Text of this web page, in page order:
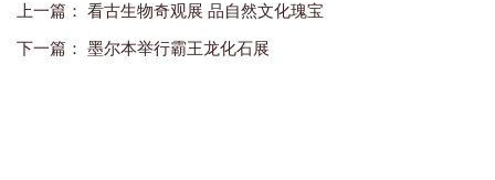
上一篇： 看古生物奇观展 品自然文化瑰宝
下一篇： 墨尔本举行霸王龙化石展